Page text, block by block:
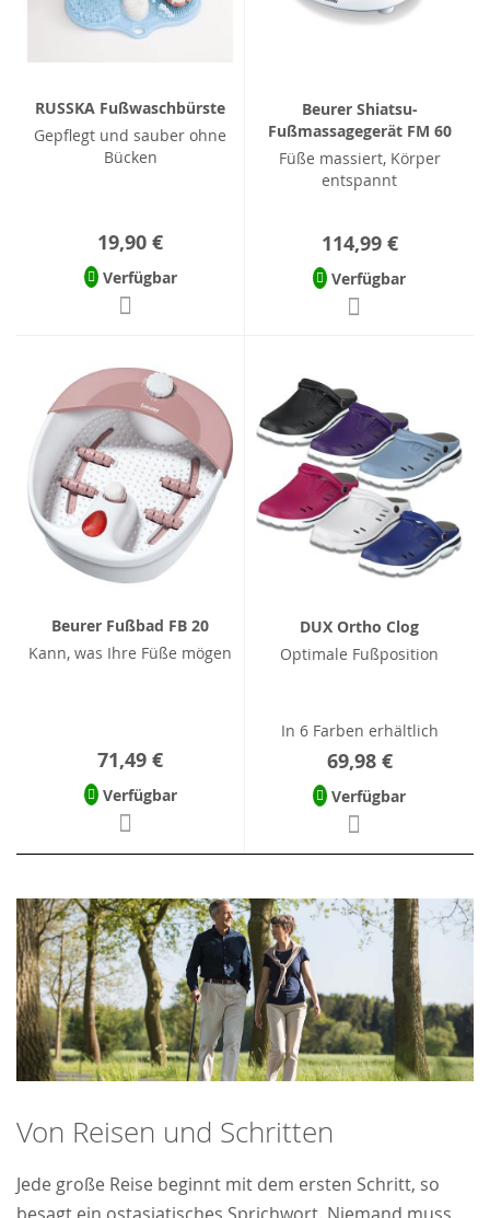
RUSSKA Fußwaschbürste
Gepflegt und sauber ohne
Bücken
19,90 €
Verfügbar
Beurer Shiatsu-
Fußmassagegerät FM 60
Füße massiert, Körper
entspannt
114,99 €
Verfügbar
Beurer Fußbad FB 20
Kann, was Ihre Füße mögen
71,49 €
Verfügbar
DUX Ortho Clog
Optimale Fußposition
In 6 Farben erhältlich
69,98 €
Verfügbar
Von Reisen und Schritten
Jede große Reise beginnt mit dem ersten Schritt, so